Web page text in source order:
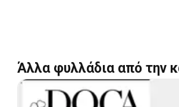
Άλλα φυλλάδια από την